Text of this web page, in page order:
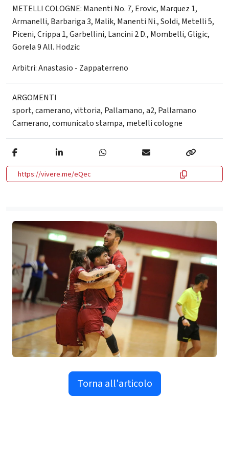
METELLI COLOGNE: Manenti No. 7, Erovic, Marquez 1,
Armanelli, Barbariga 3, Malik, Manenti Ni., Soldi, Metelli 5,
Piceni, Crippa 1, Garbellini, Lancini 2 D., Mombelli, Gligic,
Gorela 9 All. Hodzic
Arbitri: Anastasio - Zappaterreno
ARGOMENTI
sport,camerano,vittoria, Pallamano,a2, Pallamano
Camerano,comunicato stampa, metelli cologne
https://vivere.me/eQec
Torna all'articolo